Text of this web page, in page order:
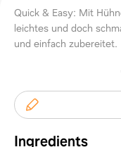
Quick & Easy: Mit
leichtes und doch
und einfach zubereitet.
Ingredients